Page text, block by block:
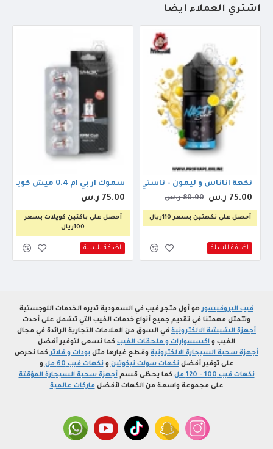
أشتري العملاء أيضاً
نكهة اناناس و ليمون - ناستي جوس سلو بلو 30مل
75.00 ر.س 80.00 ر.س
أحصل على نكهتين بسعر 110ريال
اضافة للسلة
سموك ار بي ام 0.4 ميش كويل
75.00 ر.س
أحصل على باكتين كويلات بسعر
100ريال
اضافة للسلة
فيب البروفيسورهو أول متجر فيب في السعودية تديره الخدمات اللوجستية
وتتمثل مهمتنا في تقديم جميع أنواع خدمات الفيب التي تشمل على أحدث
أجهزة الشيشة الالكترونية في السوق من العلامات التجارية الرائدة في مجال
الفيب و اكسسوارات و ملحقات الفيب كما نسعى لتوفير أفضل
أجهزة سحبة السيجارة الالكترونية وقطع غيارها مثل بودات و فلاتركما نحرص
على توفير أفضلنكهات سولت نيكوتين ونكهات فيب 60 مل
و
نكهات فيب 100 - 120 مل
كما يحظى قسمأجهزة سحبة السيجارة المؤقتة
على مجموعة واسعة من الكهات لأفضل ماركات عالمية